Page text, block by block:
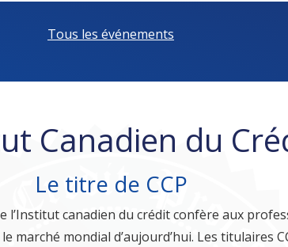
Tous les événements
Canadien du
Le titre de CCP
canadien du crédit confère aux
marché mondial d’aujourd’hui. Les titulaires